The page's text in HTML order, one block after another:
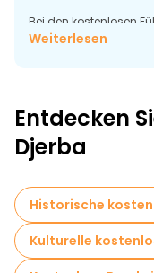
Bei den kostenlosen
Souk im Mittelpunkt,
Insel erleben.
der ältesten der Welt -
Geschichte Djerbas.
Strände, friedliche
mit traditionellen
handgefertigtes
entspannten
Weiterlesen
Entdecken
Djerba
Historische
Kulturelle